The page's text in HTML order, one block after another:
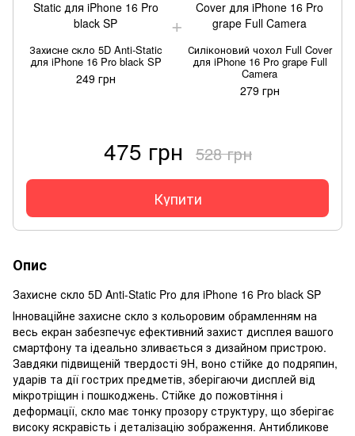
Захисне скло 5D Anti-Static
для iPhone 16 Pro black SP
249 грн
Силіконовий чохол Full Cover
для iPhone 16 Pro grape Full
Camera
279 грн
475 грн 528 грн
Купити
Опис
Захисне скло 5D Anti-Static Pro для iPhone 16 Pro black SP
Інноваційне захисне скло з кольоровим обрамленням на
весь екран забезпечує ефективний захист дисплея вашого
смартфону та ідеально зливається з дизайном пристрою.
Завдяки підвищеній твердості 9H, воно стійке до подряпин,
ударів та дії гострих предметів, зберігаючи дисплей від
мікротріщин і пошкоджень. Стійке до пожовтіння і
деформації, скло має тонку прозору структуру, що зберігає
високу яскравість і деталізацію зображення. Антибликове